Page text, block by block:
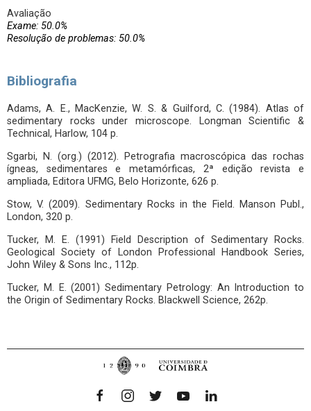
Avaliação
Exame: 50.0%
Resolução de problemas: 50.0%
Bibliografia
Adams, A. E., MacKenzie, W. S. & Guilford, C. (1984). Atlas of
sedimentary rocks under microscope. Longman Scientific &
Technical, Harlow, 104 p.
Sgarbi, N. (org.) (2012). Petrografia macroscópica das rochas
ígneas, sedimentares e metamórficas, 2ª edição revista e
ampliada, Editora UFMG, Belo Horizonte, 626 p.
Stow, V. (2009). Sedimentary Rocks in the Field. Manson Publ.,
London, 320 p.
Tucker, M. E. (1991) Field Description of Sedimentary Rocks.
Geological Society of London Professional Handbook Series,
John Wiley & Sons Inc., 112p.
Tucker, M. E. (2001) Sedimentary Petrology: An Introduction to
the Origin of Sedimentary Rocks. Blackwell Science, 262p.